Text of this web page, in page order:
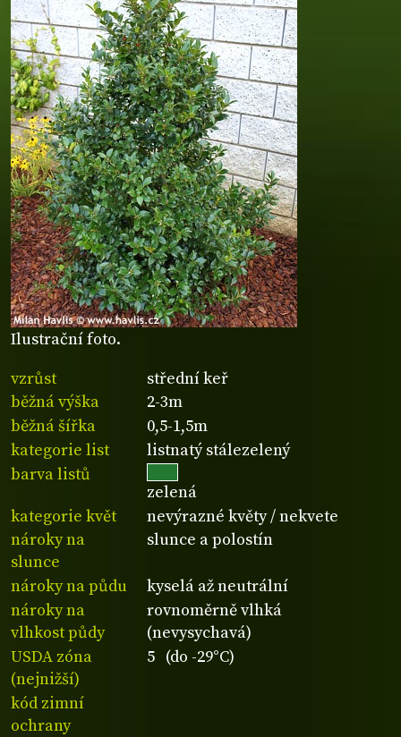
Ilustrační foto.
vzrůst
střední keř
běžná výška
2-3m
běžná šířka
0,5-1,5m
kategorie list
listnatý stálezelený
barva listů
zelená
kategorie květ
nevýrazné květy / nekvete
nároky na
slunce
slunce a polostín
nároky na půdu
kyselá až neutrální
nároky na
vlhkost půdy
rovnoměrně vlhká
(nevysychavá)
USDA zóna
(nejnižší)
5 (do -29°C)
kód zimní
ochrany